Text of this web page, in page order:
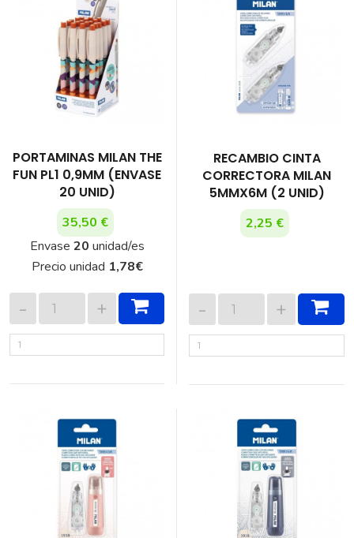
PORTAMINAS MILAN THE
FUN PL1 0,9MM (ENVASE
20 UNID)
35,50 €
Envase 20 unidad/es
Precio unidad 1,78€
RECAMBIO CINTA
CORRECTORA MILAN
5MMX6M (2 UNID)
2,25 €